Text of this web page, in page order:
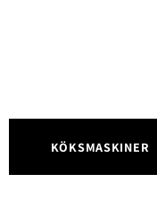
KÖKSMASKINER